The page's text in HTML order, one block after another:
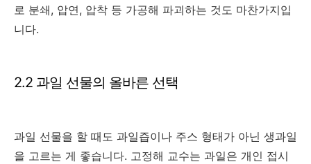
로 분쇄, 압연, 압착 등 가공해 파괴하는 것도 마찬가지입
니다.
2.2 과일 선물의 올바른 선택
과일 선물을 할 때도 과일즙이나 주스 형태가 아닌 생과일
을 고르는 게 좋습니다. 고정해 교수는 과일은 개인 접시